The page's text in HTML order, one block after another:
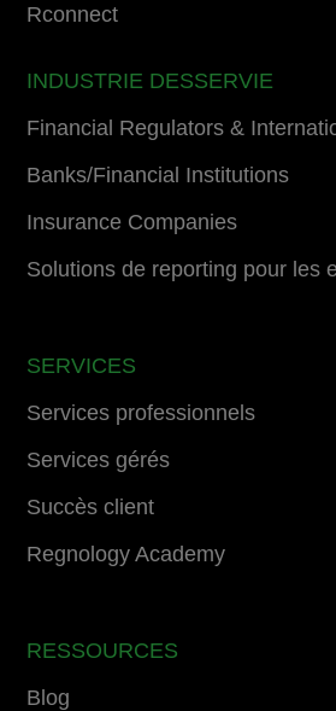
Rconnect
INDUSTRIE DESSERVIE
Financial Regulators &
Banks/Financial Institutions
Insurance Companies
Solutions de reporting pour les
SERVICES
Services professionnels
Services gérés
Succès client
Regnology Academy
RESSOURCES
Blog